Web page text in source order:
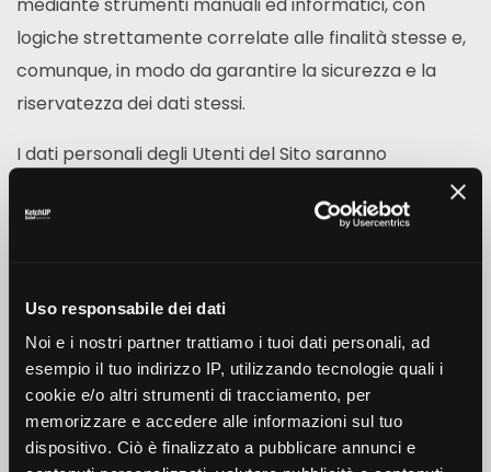
Uso responsabile dei dati
Noi e i nostri partner trattiamo i tuoi dati personali, ad
esempio il tuo indirizzo IP, utilizzando tecnologie quali i
cookie e/o altri strumenti di tracciamento, per
memorizzare e accedere alle informazioni sul tuo
dispositivo. Ciò è finalizzato a pubblicare annunci e
mediante strumenti manuali ed informatici, con
logiche strettamente correlate alle finalità stesse e,
comunque, in modo da garantire la sicurezza e la
riservatezza dei dati stessi.
I dati personali degli Utenti del Sito saranno
espletare le finalità primarie illustrate al precedente
Utenti che del Titolare.
3. Ambito di comunicazione e diffusione dei dati
Potranno venire a conoscenza dei dati personali
degli Utenti i dipendenti e/o collaboratori del Titolare